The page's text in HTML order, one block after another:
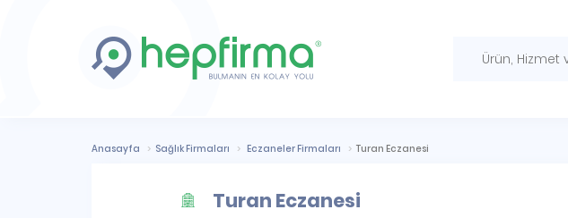
Anasayfa Sağlık Firmaları Eczaneler Firmaları Turan Eczanesi
Turan Eczanesi